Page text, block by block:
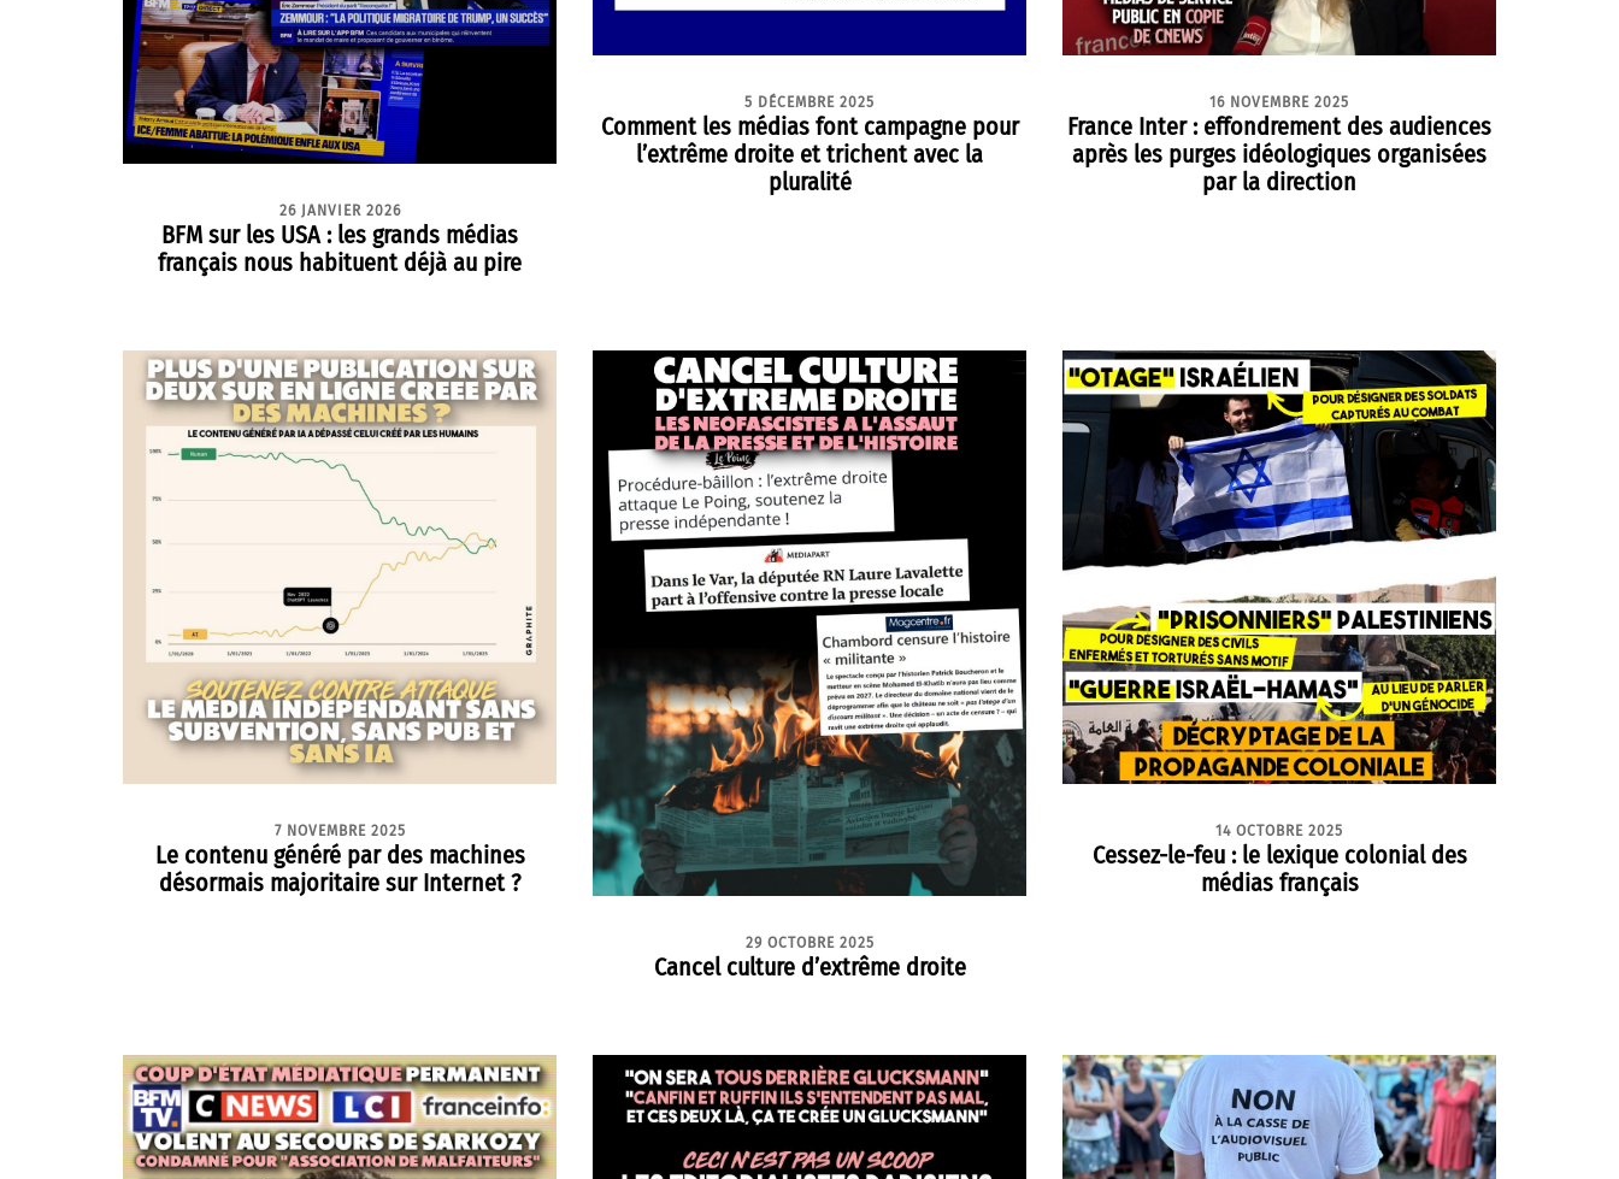
26 JANVIER 2026
BFM sur les USA : les grands médias
français nous habituent déjà au pire
5 DÉCEMBRE 2025
Comment les médias font campagne pour
l’extrême droite et trichent avec la
pluralité
16 NOVEMBRE 2025
France Inter : effondrement des audiences
après les purges idéologiques organisées
par la direction
7 NOVEMBRE 2025
Le contenu généré par des machines
désormais majoritaire sur Internet ?
29 OCTOBRE 2025
Cancel culture d’extrême droite
14 OCTOBRE 2025
Cessez-le-feu : le lexique colonial des
médias français